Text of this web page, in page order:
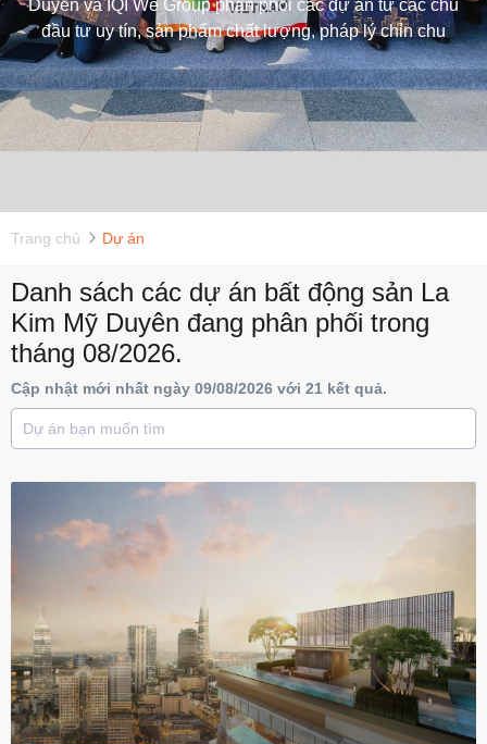
Duyên và IQI We Group phân phối các dự án từ các chủ
đầu tư uy tín, sản phẩm chất lượng, pháp lý chỉn chu
Trang chủ Dự án
Danh sách các dự án bất động sản La
Kim Mỹ Duyên đang phân phối trong
tháng 08/2026.
Cập nhật mới nhất ngày 09/08/2026 với 21 kết quả.